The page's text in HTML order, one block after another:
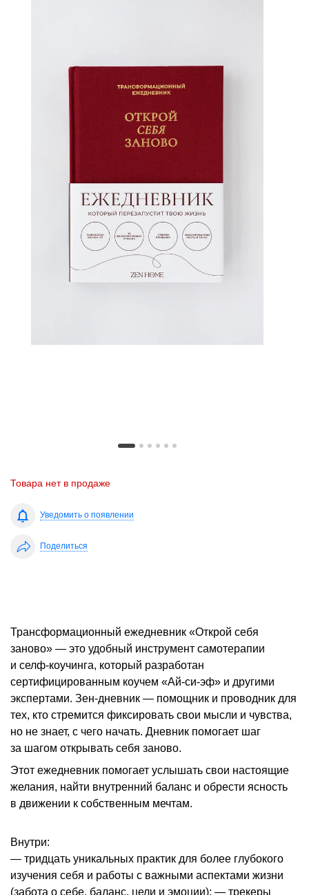
Товара нет в продаже
Уведомить о появлении
Поделиться
Трансформационный ежедневник «Открой себя
заново» — это удобный инструмент самотерапии
и селф-коучинга, который разработан
сертифицированным коучем «Ай-си-эф» и другими
экспертами. Зен-дневник — помощник и проводник для
тех, кто стремится фиксировать свои мысли и чувства,
но не знает, с чего начать. Дневник помогает шаг
за шагом открывать себя заново.
Этот ежедневник помогает услышать свои настоящие
желания, найти внутренний баланс и обрести ясность
в движении к собственным мечтам.
Внутри:
— тридцать уникальных практик для более глубокого
изучения себя и работы с важными аспектами жизни
(забота о себе, баланс, цели и эмоции); — трекеры